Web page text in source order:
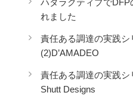
ハタラクティブでDFP
れました
責任ある調達の実践シ
(2)D’AMADEO
責任ある調達の実践シ
Shutt Designs